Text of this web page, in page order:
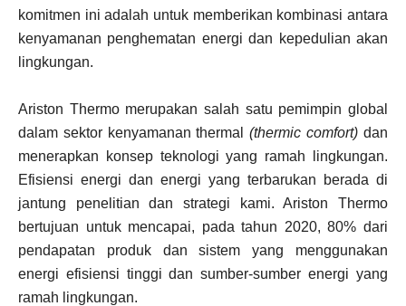
komitmen ini adalah untuk memberikan kombinasi antara
kenyamanan penghematan energi dan kepedulian akan
lingkungan.
Ariston Thermo merupakan salah satu pemimpin global
dalam sektor kenyamanan thermal(thermic comfort) dan
menerapkan konsep teknologi yang ramah lingkungan.
Efisiensi energi dan energi yang terbarukan berada di
jantung penelitian dan strategi kami. Ariston Thermo
bertujuan untuk mencapai, pada tahun 2020, 80% dari
pendapatan produk dan sistem yang menggunakan
energi efisiensi tinggi dan sumber-sumber energi yang
ramah lingkungan.